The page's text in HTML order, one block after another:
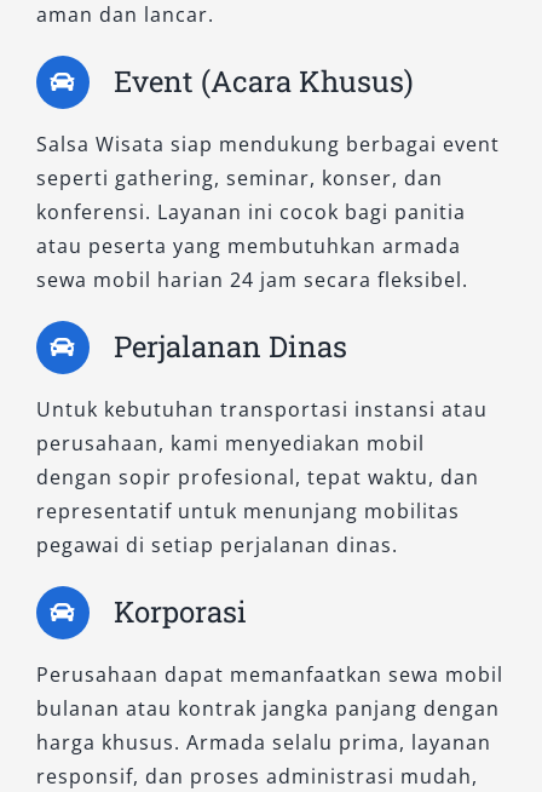
aman dan lancar.
Event (Acara Khusus)
Salsa Wisata siap mendukung berbagai event
seperti gathering, seminar, konser, dan
konferensi. Layanan ini cocok bagi panitia
atau peserta yang membutuhkan armada
sewa mobil harian 24 jam secara fleksibel.
Perjalanan Dinas
Untuk kebutuhan transportasi instansi atau
perusahaan, kami menyediakan mobil
dengan sopir profesional, tepat waktu, dan
representatif untuk menunjang mobilitas
pegawai di setiap perjalanan dinas.
Korporasi
Perusahaan dapat memanfaatkan sewa mobil
bulanan atau kontrak jangka panjang dengan
harga khusus. Armada selalu prima, layanan
responsif, dan proses administrasi mudah,